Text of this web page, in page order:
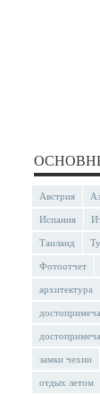
Австрия
Испания
Таиланд
Фотоотчет
архитектура
замки чехии
отдых летом